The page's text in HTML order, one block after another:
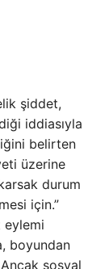
şiddet,
iddiasıyla
belirten
üzerine
durum
için.”
eylemi
boyundan
sosyal